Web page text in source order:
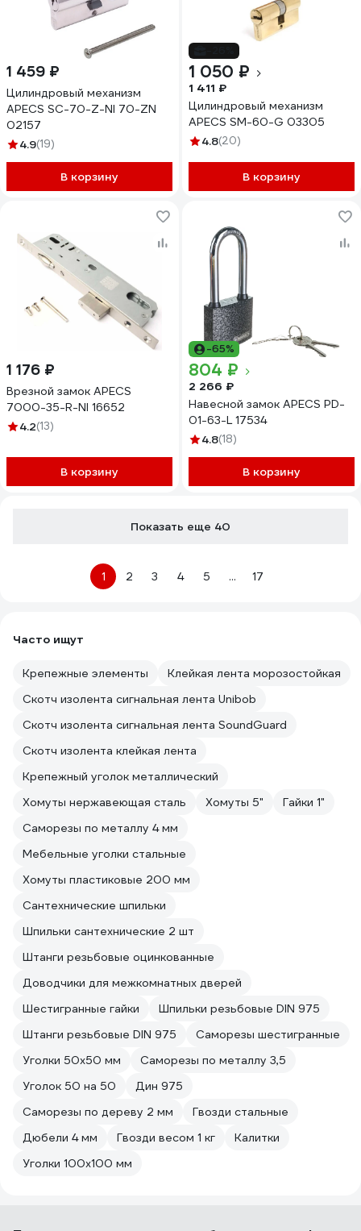
1 459 ₽
Цилиндровый механизм
APECS SC-70-Z-NI 70-ZN
02157
4.9(19)
В корзину
1 050 ₽
1 411 ₽
Цилиндровый механизм
APECS SM-60-G 03305
4.8(20)
В корзину
1 176 ₽
Врезной замок APECS
7000-35-R-NI 16652
4.2(13)
В корзину
-65%
804 ₽
2 266 ₽
Навесной замок APECS PD-
01-63-L 17534
4.8(18)
В корзину
Показать еще 40
1 2 3 4 5 ... 17
Часто ищут
Крепежные элементы
Клейкая лента морозостойкая
Скотч изолента сигнальная лента Unibob
Скотч изолента сигнальная лента SoundGuard
Скотч изолента клейкая лента
Крепежный уголок металлический
Хомуты нержавеющая сталь
Хомуты 5"
Гайки 1"
Саморезы по металлу 4 мм
Мебельные уголки стальные
Хомуты пластиковые 200 мм
Сантехнические шпильки
Шпильки сантехнические 2 шт
Штанги резьбовые оцинкованные
Доводчики для межкомнатных дверей
Шестигранные гайки
Шпильки резьбовые DIN 975
Штанги резьбовые DIN 975
Саморезы шестигранные
Уголки 50х50 мм
Саморезы по металлу 3,5
Уголок 50 на 50
Дин 975
Саморезы по дереву 2 мм
Гвозди стальные
Дюбели 4 мм
Гвозди весом 1 кг
Калитки
Уголки 100х100 мм